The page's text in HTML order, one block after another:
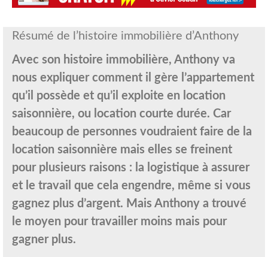
Résumé de l’histoire immobilière d’Anthony
Avec son histoire immobilière, Anthony va
nous expliquer comment il gère l’appartement
qu’il possède et qu’il exploite en location
saisonnière, ou location courte durée. Car
beaucoup de personnes voudraient faire de la
location saisonnière mais elles se freinent
pour plusieurs raisons : la logistique à assurer
et le travail que cela engendre, même si vous
gagnez plus d’argent. Mais Anthony a trouvé
le moyen pour travailler moins mais pour
gagner plus.